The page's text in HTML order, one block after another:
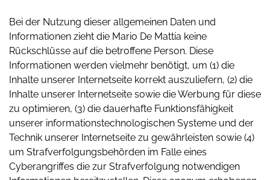
Bei der Nutzung dieser allgemeinen Daten und
Informationen zieht die Mario De Mattia keine
Rückschlüsse auf die betroffene Person. Diese
Informationen werden vielmehr benötigt, um (1) die
Inhalte unserer Internetseite korrekt auszuliefern, (2) die
Inhalte unserer Internetseite sowie die Werbung für diese
zu optimieren, (3) die dauerhafte Funktionsfähigkeit
unserer informationstechnologischen Systeme und der
Technik unserer Internetseite zu gewährleisten sowie (4)
um Strafverfolgungsbehörden im Falle eines
Cyberangriffes die zur Strafverfolgung notwendigen